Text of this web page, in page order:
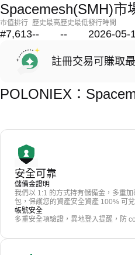
Spacemesh(SMH)市
市值排行
#7,613
歷史最高
--
歷史最低
--
發行時間
2026-05-
註冊交易可賺取
POLONIEX：
安全可靠
儲備金證明
我們以 1:1 的方式持有儲備金，多重
包，保護您的資產安全資產 100% 可
帳號安全
多重安全項驗證，異地登入提醒，防